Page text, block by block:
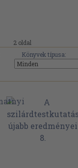
2 oldal
Könyvek típusa: